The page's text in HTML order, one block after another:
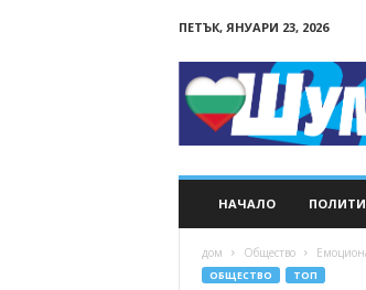
ПЕТЪК, ЯНУАРИ 23, 2026
НАЧАЛО
дом Общество
ОБЩЕСТВО ТОП